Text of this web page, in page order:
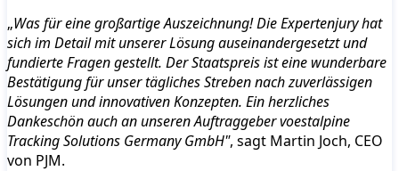
„Was für eine großartige Auszeichnung! Die Expertenjury hat
sich im Detail mit unserer Lösung auseinandergesetzt und
fundierte Fragen gestellt. Der Staatspreis ist eine wunderbare
Bestätigung für unser tägliches Streben nach zuverlässigen
Lösungen und innovativen Konzepten. Ein herzliches
Dankeschön auch an unseren Auftraggeber voestalpine
Tracking Solutions Germany GmbH", sagt Martin Joch, CEO
von PJM.